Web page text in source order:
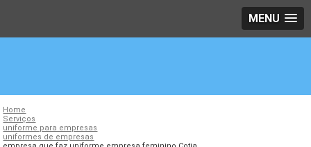
MENU
Home
Serviços
uniforme para empresas
uniformes de empresas